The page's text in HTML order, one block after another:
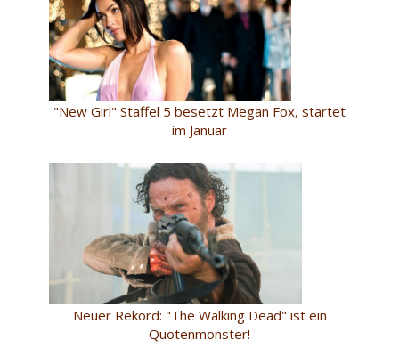
"New Girl" Staffel 5 besetzt Megan Fox, startet
im Januar
Neuer Rekord: "The Walking Dead" ist ein
Quotenmonster!